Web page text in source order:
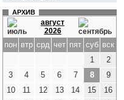
АРХИВ
август
2026
пон втр срд чет пят суб вск
1
2
3
4 5 6 7 8
9
10
11 12 13 14 15
16